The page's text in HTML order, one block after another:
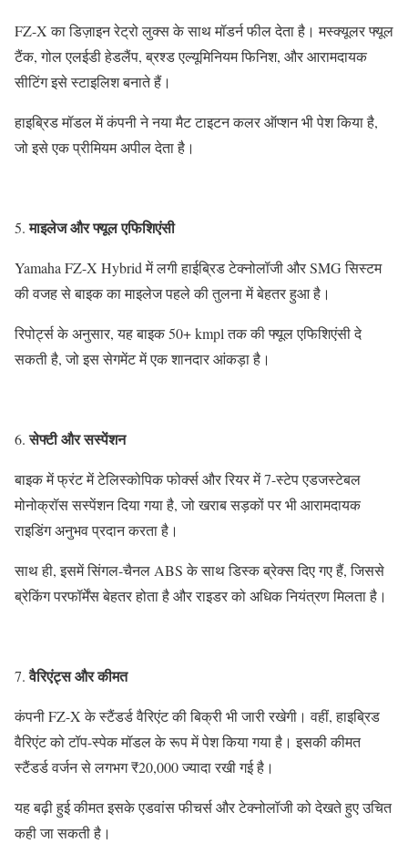
FZ-X का डिज़ाइन रेट्रो लुक्स के साथ मॉडर्न फील देता है। मस्क्यूलर फ्यूल
टैंक, गोल एलईडी हेडलैंप, ब्रश्ड एल्यूमिनियम फिनिश, और आरामदायक
सीटिंग इसे स्टाइलिश बनाते हैं।
हाइब्रिड मॉडल में कंपनी ने नया मैट टाइटन कलर ऑप्शन भी पेश किया है,
जो इसे एक प्रीमियम अपील देता है।
5.माइलेज और फ्यूल एफिशिएंसी
Yamaha FZ-X Hybrid में लगी हाईब्रिड टेक्नोलॉजी और SMG सिस्टम
की वजह से बाइक का माइलेज पहले की तुलना में बेहतर हुआ है।
रिपोर्ट्स के अनुसार, यह बाइक 50+ kmpl तक की फ्यूल एफिशिएंसी दे
सकती है, जो इस सेगमेंट में एक शानदार आंकड़ा है।
6. सेफ्टी और सस्पेंशन
बाइक में फ्रंट में टेलिस्कोपिक फोर्क्स और रियर में 7-स्टेप एडजस्टेबल
मोनोक्रॉस सस्पेंशन दिया गया है, जो खराब सड़कों पर भी आरामदायक
राइडिंग अनुभव प्रदान करता है।
साथ ही, इसमें सिंगल-चैनल ABS के साथ डिस्क ब्रेक्स दिए गए हैं, जिससे
ब्रेकिंग परफॉर्मेंस बेहतर होता है और राइडर को अधिक नियंत्रण मिलता है।
7.वैरिएंट्स और कीमत
कंपनी FZ-X के स्टैंडर्ड वैरिएंट की बिक्री भी जारी रखेगी। वहीं, हाइब्रिड
वैरिएंट को टॉप-स्पेक मॉडल के रूप में पेश किया गया है। इसकी कीमत
स्टैंडर्ड वर्जन से लगभग ₹20,000 ज्यादा रखी गई है।
यह बढ़ी हुई कीमत इसके एडवांस फीचर्स और टेक्नोलॉजी को देखते हुए उचित
कही जा सकती है।